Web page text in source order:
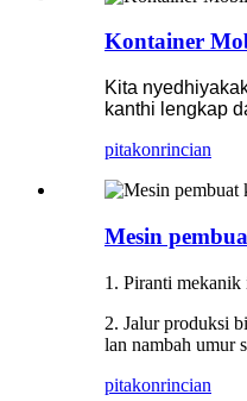
Kontainer
Kita
kanthi lengkap
pitakonrincian
Mesin
1. Piranti mekanik
2. Jalur produksi
lan nambah umur
pitakonrincian